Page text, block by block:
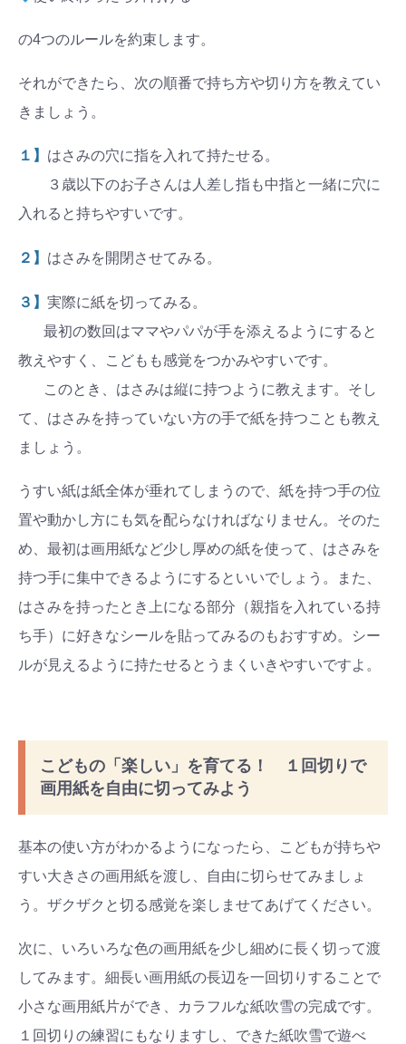
の4つのルールを約束します。
それができたら、次の順番で持ち方や切り方を教えてい
きましょう。
１】 はさみの穴に指を入れて持たせる。
３歳以下のお子さんは人差し指も中指と一緒に穴に
入れると持ちやすいです。
２】 はさみを開閉させてみる。
３】 実際に紙を切ってみる。
最初の数回はママやパパが手を添えるようにすると
教えやすく、こどもも感覚をつかみやすいです。
このとき、はさみは縦に持つように教えます。そし
て、はさみを持っていない方の手で紙を持つことも教え
ましょう。
うすい紙は紙全体が垂れてしまうので、紙を持つ手の位
置や動かし方にも気を配らなければなりません。そのた
め、最初は画用紙など少し厚めの紙を使って、はさみを
持つ手に集中できるようにするといいでしょう。また、
はさみを持ったとき上になる部分（親指を入れている持
ち手）に好きなシールを貼ってみるのもおすすめ。シー
ルが見えるように持たせるとうまくいきやすいですよ。
こどもの「楽しい」を育てる！ １回切りで
画用紙を自由に切ってみよう
基本の使い方がわかるようになったら、こどもが持ちや
すい大きさの画用紙を渡し、自由に切らせてみましょ
う。ザクザクと切る感覚を楽しませてあげてください。
次に、いろいろな色の画用紙を少し細めに長く切って渡
してみます。細長い画用紙の長辺を一回切りすることで
小さな画用紙片ができ、カラフルな紙吹雪の完成です。
１回切りの練習にもなりますし、できた紙吹雪で遊べ